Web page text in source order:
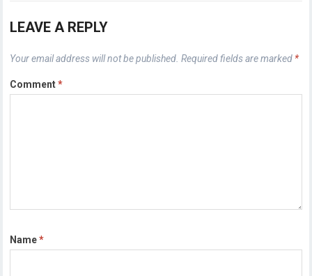
LEAVE A REPLY
Your email address will not be published. Required fields are marked *
Comment*
Name*